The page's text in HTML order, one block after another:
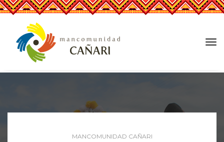
MANCOMUNIDAD CAÑARI